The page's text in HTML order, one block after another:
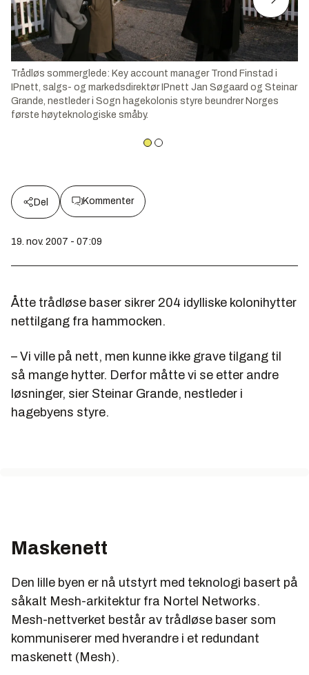
Trådløs sommerglede: Key account manager Trond Finstad i
IPnett, salgs- og markedsdirektør IPnett Jan Søgaard og Steinar
Grande, nestleder i Sogn hagekolonis styre beundrer Norges
første høyteknologiske småby.
Del Kommenter
19. nov. 2007 - 07:09
Åtte trådløse baser sikrer 204 idylliske kolonihytter
nettilgang fra hammocken.
– Vi ville på nett, men kunne ikke grave tilgang til
så mange hytter. Derfor måtte vi se etter andre
løsninger, sier Steinar Grande, nestleder i
hagebyens styre.
Maskenett
Den lille byen er nå utstyrt med teknologi basert på
såkalt Mesh-arkitektur fra Nortel Networks.
Mesh-nettverket består av trådløse baser som
kommuniserer med hverandre i et redundant
maskenett (Mesh).